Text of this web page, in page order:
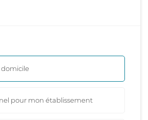
domicile
pour mon établissement